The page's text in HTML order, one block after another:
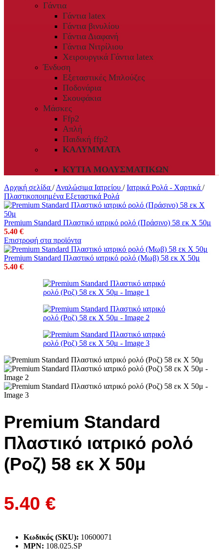
Γάντια
Γάντια latex
Γάντια βινυλίου
Γάντια Διαφανή
Γάντια Νιτρίλιου
Χειρουργικά Γάντια latex
Ένδυση
Εξεταστικές Μπλούζες
Ποδονάρια
Σκουφάκια
Μάσκες
Ffp2
Απλή
Παιδική ffp2
ΚΑΛΎΜΜΑΤΑ
ΚΥΤΊΑ ΜΟΛΥΣΜΑΤΙΚΏΝ
Αρχική σελίδα / Αναλώσιμα Ιατρείου / Ιατρικά Ρολά - Χαρτικά /
Πλαστικοποιημένα Εξεταστικά Ρολά
Premium Standard Πλαστικό ιατρικό ρολό (Πράσινο) 58 εκ Χ 50μ
5.40 €
Επιστροφή στα προϊόντα
Premium Standard Πλαστικό ιατρικό ρολό (Μωβ) 58 εκ Χ 50μ
5.40 €
Premium Standard
Πλαστικό ιατρικό ρολό
(Ροζ) 58 εκ Χ 50μ
5.40 €
Κωδικός (SKU): 10600071
MPN: 108.025.SP